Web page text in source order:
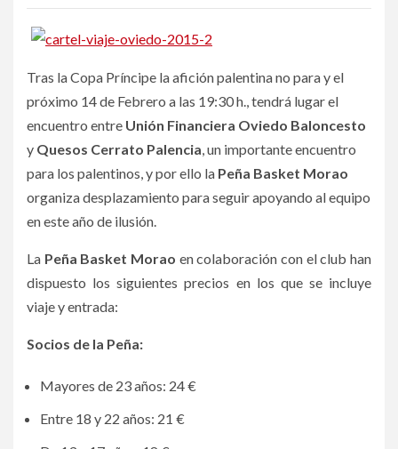
Tras la Copa Príncipe la afición palentina no para y el
próximo 14 de Febrero a las 19:30 h., tendrá lugar el
encuentro entre Unión Financiera Oviedo Baloncesto
y Quesos Cerrato Palencia, un importante encuentro
para los palentinos, y por ello la Peña Basket Morao
organiza desplazamiento para seguir apoyando al equipo
en este año de ilusión.
La Peña Basket Morao en colaboración con el club han
dispuesto los siguientes precios en los que se incluye
viaje y entrada:
Socios de la Peña:
Mayores de 23 años: 24 €
Entre 18 y 22 años: 21 €